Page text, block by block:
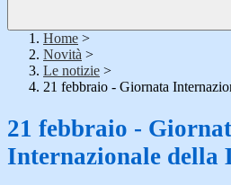
Home >
Novità >
Le notizie >
21 febbraio - Giornata
21 febbraio -
Internazionale della